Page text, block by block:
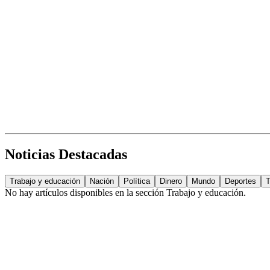
Noticias Destacadas
Trabajo y educación Nación Política Dinero Mundo Deportes
No hay artículos disponibles en la sección Trabajo y educación.